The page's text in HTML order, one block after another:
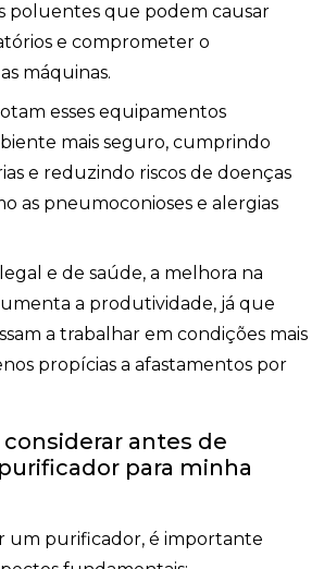
poluentes que podem causar
e comprometer o
máquinas.
esses equipamentos
mais seguro, cumprindo
e reduzindo riscos de doenças
as pneumoconioses e alergias
e de saúde, a melhora na
a produtividade, já que
a trabalhar em condições mais
propícias a afastamentos por
antes de
para minha
um purificador, é importante